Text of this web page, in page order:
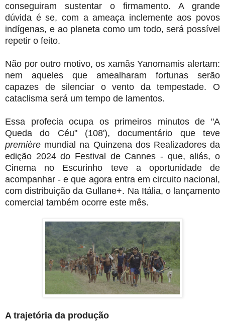
conseguiram sustentar o firmamento. A grande
dúvida é se, com a ameaça inclemente aos povos
indígenas, e ao planeta como um todo, será possível
repetir o feito.
Não por outro motivo, os xamãs Yanomamis alertam:
nem aqueles que amealharam fortunas serão
capazes de silenciar o vento da tempestade. O
cataclisma será um tempo de lamentos.
Essa profecia ocupa os primeiros minutos de "A
Queda do Céu" (108'), documentário que teve
première mundial na Quinzena dos Realizadores da
edição 2024 do Festival de Cannes - que, aliás, o
Cinema no Escurinho teve a oportunidade de
acompanhar - e que agora entra em circuito nacional,
com distribuição da Gullane+. Na Itália, o lançamento
comercial também ocorre este mês.
A trajetória da produção